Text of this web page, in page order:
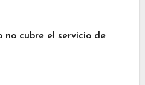
no cubre el servicio de